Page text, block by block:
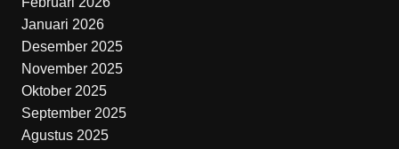
Januari 2026
Desember 2025
November 2025
Oktober 2025
September 2025
Agustus 2025